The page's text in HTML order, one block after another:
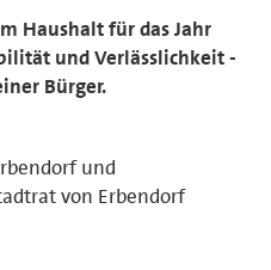
Haushalt für das Jahr
und Verlässlichkeit -
Bürger.
und
von Erbendorf